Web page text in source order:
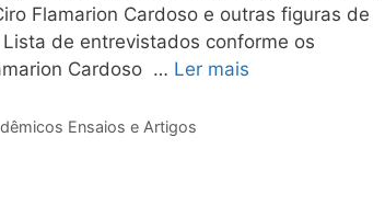
Flamarion Cardoso e outras figuras de
de entrevistados conforme os
Cardoso … Ler mais
Ensaios e Artigos